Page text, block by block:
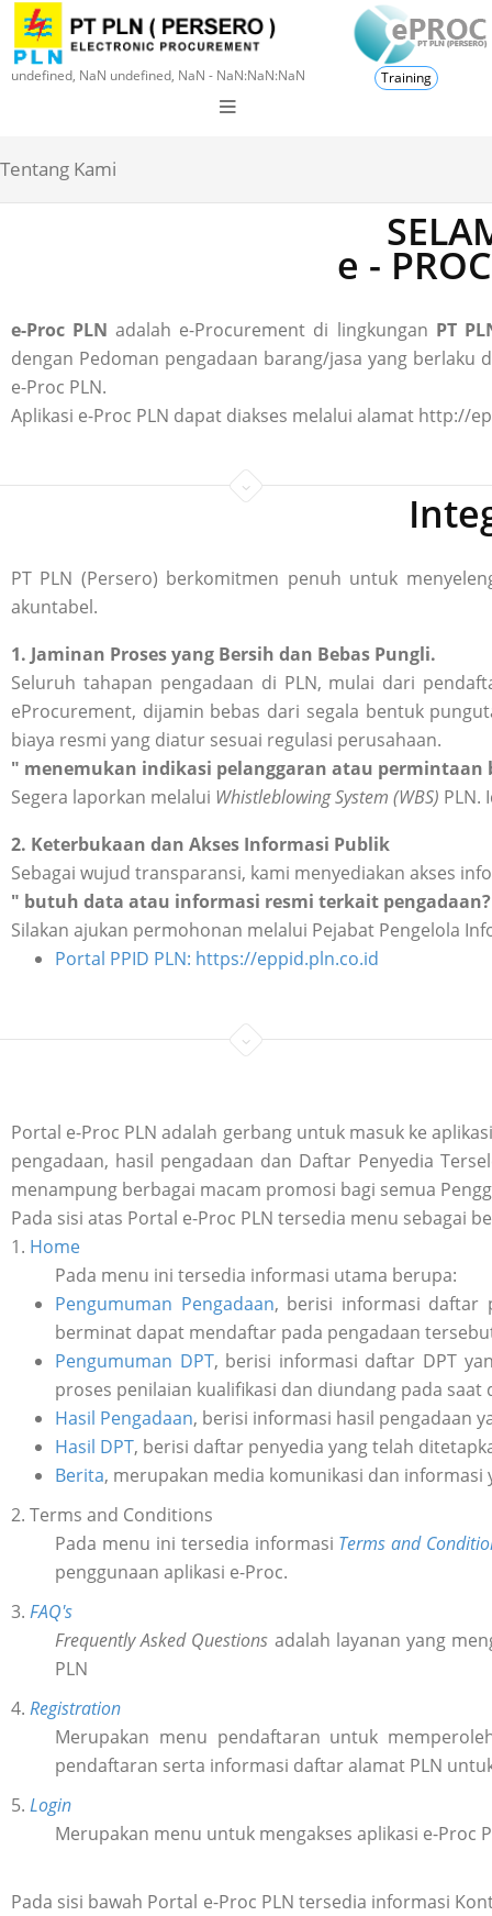
undefined, NaN undefined, NaN - NaN:NaN:NaN Training
Tentang Kami
e -
e-Proc PLN adalah e-Procurement di lingkungan PT
dengan Pedoman pengadaan barang/jasa yang berlaku
e-Proc PLN.
Aplikasi e-Proc PLN dapat diakses melalui alamat http://
PT PLN (Persero) berkomitmen penuh untuk
akuntabel.
1. Jaminan Proses yang Bersih dan Bebas Pungli.
Seluruh tahapan pengadaan di PLN, mulai dari
eProcurement, dijamin bebas dari segala bentuk
biaya resmi yang diatur sesuai regulasi perusahaan.
" menemukan indikasi pelanggaran atau permintaan
Segera laporkan melalui Whistleblowing System (WBS) PLN.
2. Keterbukaan dan Akses Informasi Publik
Sebagai wujud transparansi, kami menyediakan akses
" butuh data atau informasi resmi terkait
Silakan ajukan permohonan melalui Pejabat Pengelola
Portal PPID PLN: https://eppid.pln.co.id
Portal e-Proc PLN adalah gerbang untuk masuk ke
pengadaan, hasil pengadaan dan Daftar Penyedia
menampung berbagai macam promosi bagi semua
Pada sisi atas Portal e-Proc PLN tersedia menu sebagai
1. Home
Pada menu ini tersedia informasi utama berupa:
Pengumuman Pengadaan, berisi informasi daftar
berminat dapat mendaftar pada pengadaan
Pengumuman DPT, berisi informasi daftar DPT
proses penilaian kualifikasi dan diundang pada
Hasil Pengadaan, berisi informasi hasil pengadaan
Hasil DPT, berisi daftar penyedia yang telah
Berita, merupakan media komunikasi dan
2. Terms and Conditions
Pada menu ini tersedia informasi Terms and
penggunaan aplikasi e-Proc.
3. FAQ's
Frequently Asked Questions adalah layanan yang
PLN
4. Registration
Merupakan menu pendaftaran untuk
pendaftaran serta informasi daftar alamat PLN
5. Login
Merupakan menu untuk mengakses aplikasi e-
Pada sisi bawah Portal e-Proc PLN tersedia informasi